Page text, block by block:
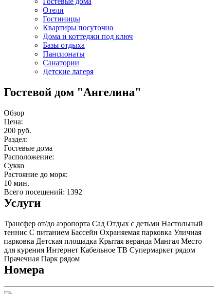
Отели
Гостиницы
Квартиры посуточно
Дома и коттеджи под ключ
Базы отдыха
Пансионаты
Санатории
Детские лагеря
Гостевой дом "Ангелина"
Обзор
Цена:
200 руб.
Раздел:
Гостевые дома
Расположение:
Сукко
Растояние до моря:
10 мин.
Всего посещений: 1392
Услуги
Трансфер от/до аэропорта Сад Отдых с детьми Настольный
теннис С питанием Бассейн Охраняемая парковка Уличная
парковка Детская площадка Крытая веранда Мангал Место
для курения Интернет Кабельное ТВ Супермаркет рядом
Прачечная Парк рядом
Номера